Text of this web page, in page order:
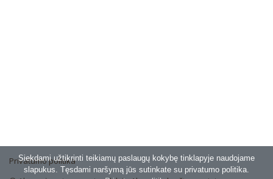
Siekdami užtikrinti teikiamų paslaugų kokybę tinklapyje naudojame
slapukus. Tęsdami naršymą jūs sutinkate su privatumo politika.
Privatumo politika